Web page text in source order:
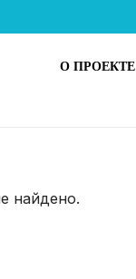
О ПРОЕКТЕ
найдено.